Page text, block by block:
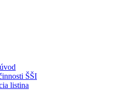
ŠŠI
listina